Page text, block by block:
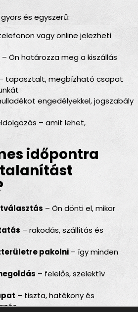
és egyszerű:
vagy online jelezheti
Ön határozza meg a kiszállás
– tapasztalt, megbízható csapat
engedélyekkel, jogszabály
– amit lehet,
időpontra
– Ön dönti el, mikor
– rakodás, szállítás és
pakolni– így minden
– felelős, szelektív
– tiszta, hatékony és